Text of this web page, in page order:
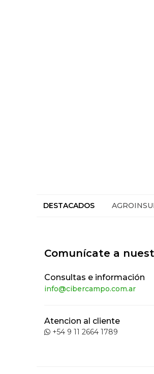
DESTACADOS
Comunícate a
Consultas e información
info@cibercampo.com.ar
Atencion al cliente
+54 9 11 2664 1789